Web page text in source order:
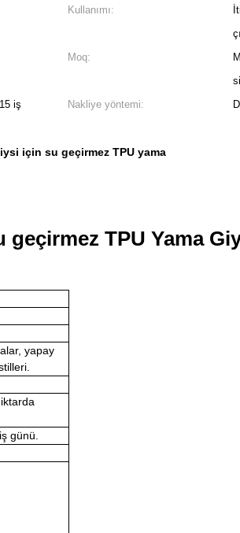
Kullanımı:
Moq:
iş
Nakliye yöntemi:
için su geçirmez TPU yama
TPU Yama
yapay
günü.